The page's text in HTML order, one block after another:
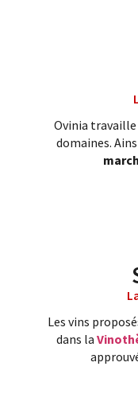
Ovinia
domaines.
Les vins
dans la